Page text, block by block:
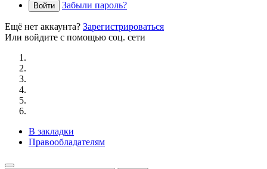
Войти Забыли пароль?
Ещё нет аккаунта? Зарегистрироваться
Или войдите с помощью соц. сети
В закладки
Правообладателям